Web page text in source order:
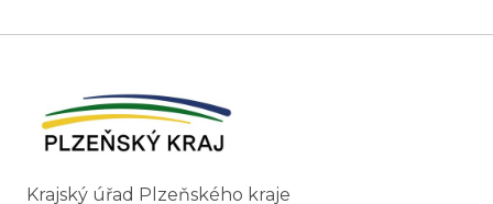
Krajský úřad Plzeňského kraje